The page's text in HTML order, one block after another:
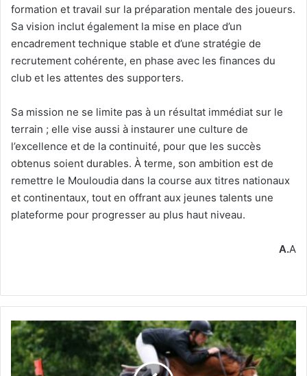
formation et travail sur la préparation mentale des joueurs.
Sa vision inclut également la mise en place d’un
encadrement technique stable et d’une stratégie de
recrutement cohérente, en phase avec les finances du
club et les attentes des supporters.
Sa mission ne se limite pas à un résultat immédiat sur le
terrain ; elle vise aussi à instaurer une culture de
l’excellence et de la continuité, pour que les succès
obtenus soient durables. À terme, son ambition est de
remettre le Mouloudia dans la course aux titres nationaux
et continentaux, tout en offrant aux jeunes talents une
plateforme pour progresser au plus haut niveau.
A.A
Le
Grand
concours
national